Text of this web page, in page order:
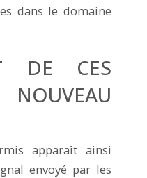
dans le domaine
DE CES
apparaît ainsi
envoyé par les